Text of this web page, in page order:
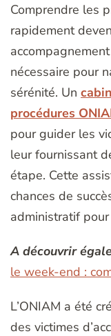
Comprendre les
rapidement
nécessaire pour
sérénité. Un
procédures
pour guider les
leur fournissant
étape. Cette
chances de
administratif
A découvrir
le week-end :
L’ONIAM a été
des victimes